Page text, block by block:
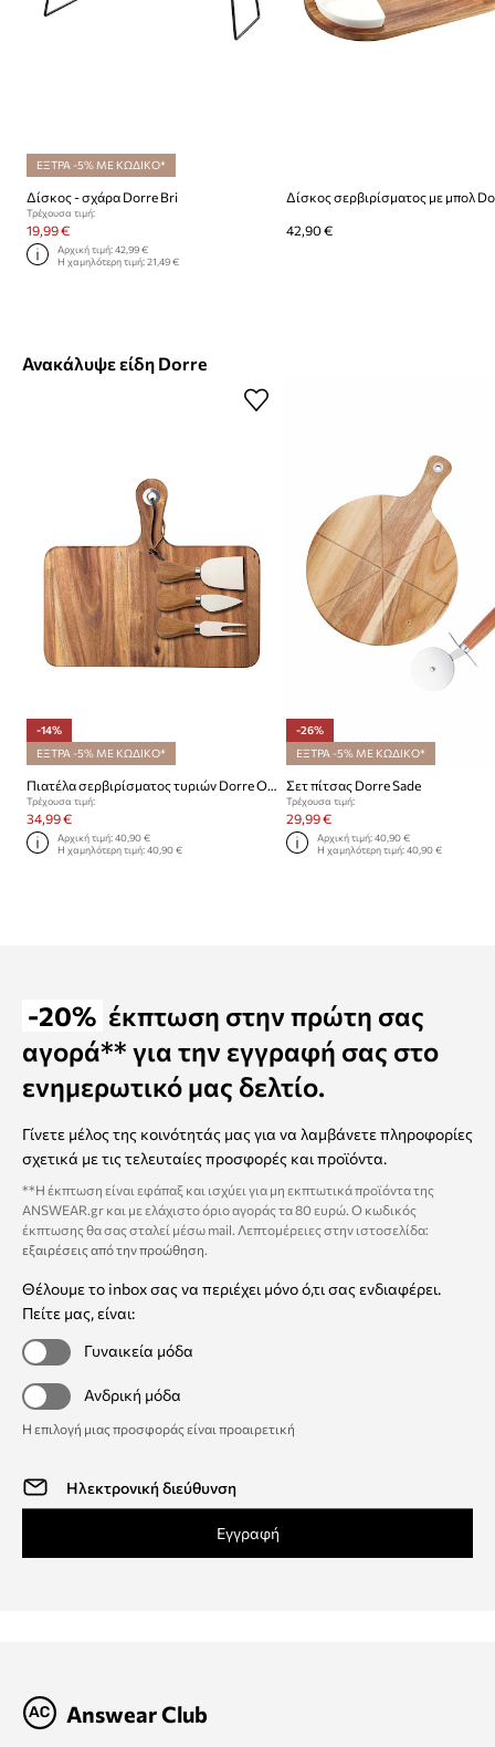
ΕΞΤΡΑ -5% ΜΕ ΚΩΔΙΚΟ*
Δίσκος - σχάρα Dorre Bri
Τρέχουσα τιμή:
19,99 €
Αρχική τιμή:42,99 €
Η χαμηλότερη τιμή:21,49 €
42,90 €
Ανακάλυψε είδη Dorre
-14%
ΕΞΤΡΑ -5% ΜΕ ΚΩΔΙΚΟ*
Πιατέλα σερβιρίσματος τυριών Dorre Oline 4-pack
Τρέχουσα τιμή:
34,99 €
Αρχική τιμή:40,90 €
Η χαμηλότερη τιμή:40,90 €
-26%
ΕΞΤΡΑ -5% ΜΕ ΚΩΔΙΚΟ*
Σετ πίτσας Dorre Sade
Τρέχουσα τιμή:
29,99 €
Αρχική τιμή: 40,90 €
Η χαμηλότερη τιμή: 40,90 €
-20% έκπτωση στην πρώτη σας
αγορά** για την εγγραφή σας στο
ενημερωτικό μας δελτίο.
Γίνετε μέλος της κοινότητάς μας για να λαμβάνετε πληροφορίες
σχετικά με τις τελευταίες προσφορές και προϊόντα.
**Η έκπτωση είναι εφάπαξ και ισχύει για μη εκπτωτικά προϊόντα της
ANSWEAR.gr και με ελάχιστο όριο αγοράς τα 80 ευρώ. Ο κωδικός
έκπτωσης θα σας σταλεί μέσω mail. Λεπτομέρειες στην ιστοσελίδα:
εξαιρέσεις από την προώθηση
Θέλουμε το inbox σας να περιέχει μόνο ό,τι σας ενδιαφέρει.
Πείτε μας, είναι:
Γυναικεία μόδα
Ανδρική μόδα
Η επιλογή μιας προσφοράς είναι προαιρετική
Εγγραφή
Answear Club